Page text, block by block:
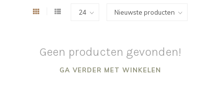
Geen producten gevonden!
GA VERDER MET WINKELEN